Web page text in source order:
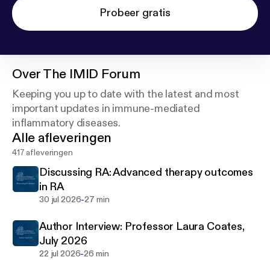
Probeer gratis
OverThe IMID Forum
Keeping you up to date with the latest and most
important updates in immune-mediated
inflammatory diseases.
Alle afleveringen
417 afleveringen
Discussing RA: Advanced therapy outcomes
in RA
30 jul 2026-27 min
Author Interview: Professor Laura Coates,
July 2026
22 jul 2026-26 min